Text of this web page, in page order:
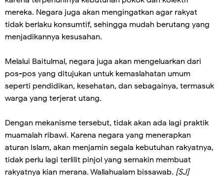
mereka. Negara juga akan mengingatkan agar rakyat
tidak berlaku konsumtif, sehingga mudah berutang yang
menjadikannya kesusahan.
Melalui Baitulmal, negara juga akan mengeluarkan dari
pos-pos yang ditujukan untuk kemaslahatan umum
seperti pendidikan, kesehatan, dan sebagainya, termasuk
warga yang terjerat utang.
Dengan mekanisme tersebut, tidak akan ada lagi praktik
muamalah ribawi. Karena negara yang menerapkan
aturan Islam, akan menjamin segala kebutuhan rakyatnya,
tidak perlu lagi terlilit pinjol yang semakin membuat
rakyatnya kian merana. Wallahualam bissawab. [SJ]